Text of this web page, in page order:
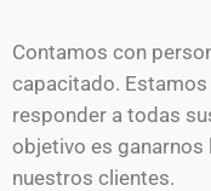
Contamos con
capacitado.
responder a todas
objetivo es ganarnos
nuestros clientes.